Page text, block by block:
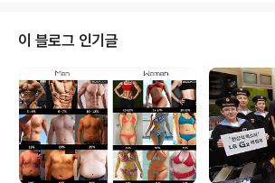
구나'라는 생각에 기대보다 훨씬 더 만족하고, 느끼한(?) 클
래식 음악 뒤풀이로 근처의 서초 순대국을 찾았습니다. ^^;
주소 : 서울 강남구 도곡동 944 (뱅뱅사거리에서 대신생명
과 삼성자동차 사이 골목에 위치) 전화번호 : 02-574-32
27 양재역과 강남역 사이에 위치한 서초순대국은 강남..
이 블로그 인기글